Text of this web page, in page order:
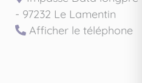
- 97232 Le Lamentin
Afficher le téléphone